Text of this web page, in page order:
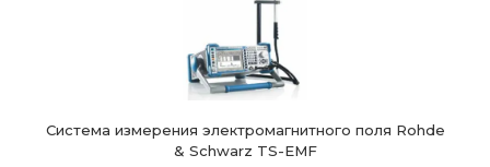
Система измерения электромагнитного поля Rohde
& Schwarz TS-EMF